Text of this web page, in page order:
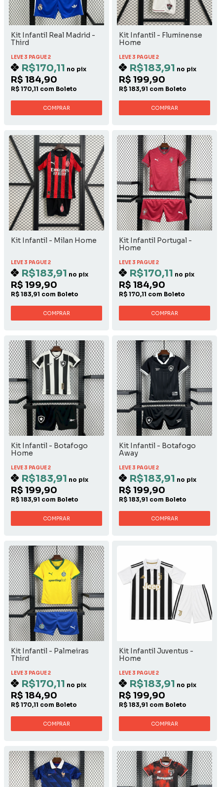
Kit Infantil Real Madrid -
Third
LEVE 3 PAGUE 2
R$170,11 no pix
R$ 184,90
R$ 170,11 com Boleto
COMPRAR
Kit Infantil - Fluminense
Home
LEVE 3 PAGUE 2
R$183,91 no pix
R$ 199,90
R$ 183,91 com Boleto
COMPRAR
Kit Infantil - Milan Home
LEVE 3 PAGUE 2
R$183,91 no pix
R$ 199,90
R$ 183,91 com Boleto
COMPRAR
Kit Infantil Portugal -
Home
LEVE 3 PAGUE 2
R$170,11 no pix
R$ 184,90
R$ 170,11 com Boleto
COMPRAR
Kit Infantil - Botafogo
Home
LEVE 3 PAGUE 2
R$183,91 no pix
R$ 199,90
R$ 183,91 com Boleto
COMPRAR
Kit Infantil - Botafogo
Away
LEVE 3 PAGUE 2
R$183,91 no pix
R$ 199,90
R$ 183,91 com Boleto
COMPRAR
Kit Infantil - Palmeiras
Third
LEVE 3 PAGUE 2
R$170,11 no pix
R$ 184,90
R$ 170,11 com Boleto
COMPRAR
Kit Infantil Juventus -
Home
LEVE 3 PAGUE 2
R$183,91 no pix
R$ 199,90
R$ 183,91 com Boleto
COMPRAR